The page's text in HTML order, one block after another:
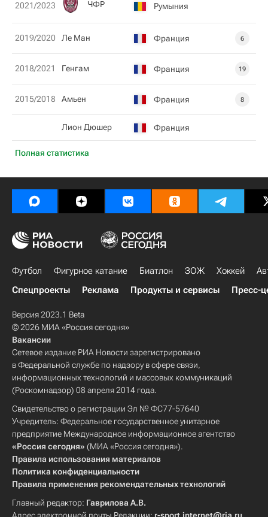
Полная статистика
2021/2023 ЧФР Румыния
2019/2020 Ле Ман Франция 6
2018/2021 Генгам Франция 19
2015/2018 Амьен Франция 8
Лион Дюшер Франция
Футбол Фигурное катание Биатлон ЗОЖ Хоккей
Спецпроекты
Реклама Продукты и сервисы Пресс-
Версия 2023.1 Beta
© 2026 МИА «Россия сегодня»
Вакансии
Сетевое издание РИА Новости зарегистрировано
в Федеральной службе по надзору в сфере связи,
информационных технологий и массовых коммуникаций
(Роскомнадзор) 08 апреля 2014 года.
Свидетельство о регистрации Эл № ФС77-57640
Учредитель: Федеральное государственное унитарное
предприятие Международное информационное агентство
«Россия сегодня» (МИА «Россия сегодня»).
Правила использования материалов
Политика конфиденциальности
Правила применения рекомендательных технологий
Главный редактор: Гаврилова А.В.